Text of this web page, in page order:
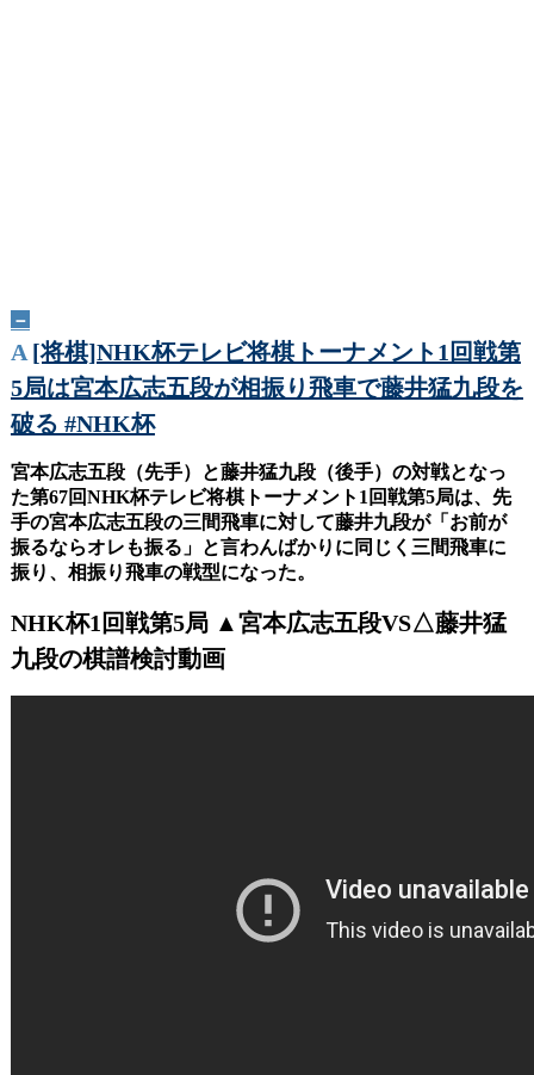
－
A [将棋]NHK杯テレビ将棋トーナメント1回戦第
5局は宮本広志五段が相振り飛車で藤井猛九段を
破る #NHK杯
宮本広志五段（先手）と藤井猛九段（後手）の対戦となっ
た第67回NHK杯テレビ将棋トーナメント1回戦第5局は、先
手の宮本広志五段の三間飛車に対して藤井九段が「お前が
振るならオレも振る」と言わんばかりに同じく三間飛車に
振り、相振り飛車の戦型になった。
NHK杯1回戦第5局 ▲宮本広志五段VS△藤井猛
九段の棋譜検討動画